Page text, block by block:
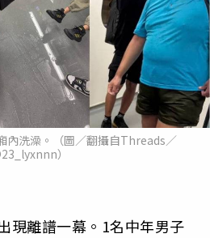
內洗澡。（圖／翻攝自Threads／
）
現離譜一幕。1名中年男子